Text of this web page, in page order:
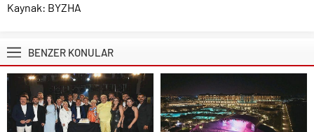
Kaynak: BYZHA
BENZER KONULAR